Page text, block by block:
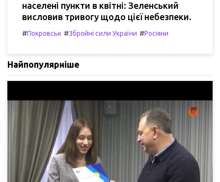
населені пункти в квітні: Зеленський
висловив тривогу щодо цієї небезпеки.
#Покровськ #Збройні сили України #Росіяни
Найпопулярніше